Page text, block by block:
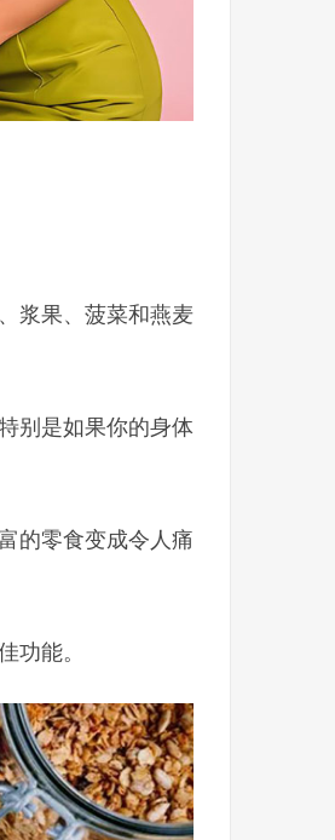
浆果、菠菜和燕麦
别是如果你的身体
的零食变成令人痛
功能。